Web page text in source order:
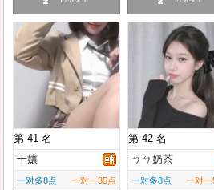
第 41 名
十孃
一对多8点 一对一35点
第 42 名
ㄅㄅ奶茶
一对多8点 一对一